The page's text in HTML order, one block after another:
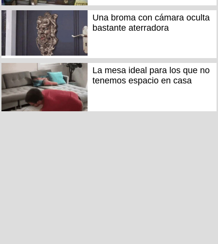
Una broma con cámara oculta
bastante aterradora
La mesa ideal para los que no
tenemos espacio en casa